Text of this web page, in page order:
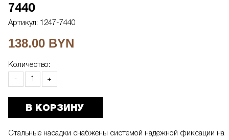
7440
Артикул: 1247-7440
138.00 BYN
Количество:
- +
В КОРЗИНУ
Стальные насадки снабжены системой надежной фиксации на